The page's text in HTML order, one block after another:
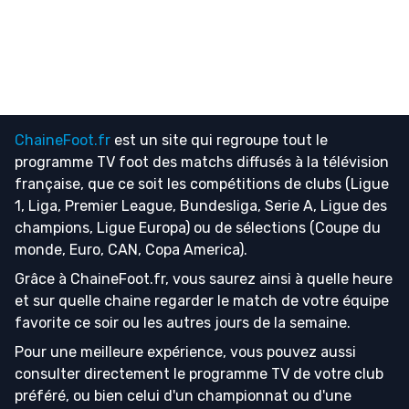
ChaineFoot.fr est un site qui regroupe tout le
programme TV foot des matchs diffusés à la télévision
française, que ce soit les compétitions de clubs (Ligue
1, Liga, Premier League, Bundesliga, Serie A, Ligue des
champions, Ligue Europa) ou de sélections (Coupe du
monde, Euro, CAN, Copa America).
Grâce à ChaineFoot.fr, vous saurez ainsi à quelle heure
et sur quelle chaine regarder le match de votre équipe
favorite ce soir ou les autres jours de la semaine.
Pour une meilleure expérience, vous pouvez aussi
consulter directement le programme TV de votre club
préféré, ou bien celui d'un championnat ou d'une